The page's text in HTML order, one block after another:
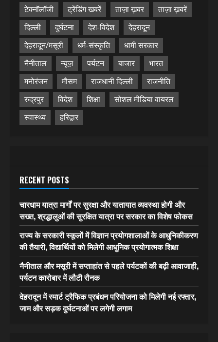
टेक्नॉलॉजी
ट्रेंडिंग खबरें ताज़ा ख़बर
ताज़ा ख़बरें
दिल्ली
दुर्घटना देश-विदेश
देहरादून
देहरादून/मसूरी
धर्म-संस्कृति
धामी सरकार
नैनीताल
न्यूज़ पर्यटन बाजार
भारत
मनोरंजन
मौसम राजधानी दिल्ली
राजनीति
रुद्रपुर
विदेश शिक्षा
सोशल मीडिया वायरल
स्वास्थ्य
हरिद्वार
RECENT POSTS
चारधाम यात्रा मार्गों पर सुरक्षा और यातायात व्यवस्था होगी और
सख्त, श्रद्धालुओं की सुरक्षित यात्रा पर सरकार का विशेष फोकस
राज्य के सरकारी स्कूलों में विज्ञान प्रयोगशालाओं के आधुनिकीकरण
की तैयारी, विद्यार्थियों को मिलेगी आधुनिक प्रयोगात्मक शिक्षा
नैनीताल और मसूरी में सप्ताहांत से पहले पर्यटकों की बढ़ी आवाजाही,
पर्यटन कारोबार में लौटी रौनक
देहरादून में स्मार्ट ट्रैफिक प्रबंधन परियोजना को मिलेगी नई रफ्तार,
जाम और सड़क दुर्घटनाओं पर लगेगी लगाम